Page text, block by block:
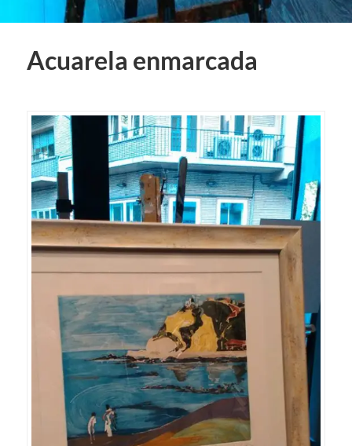
Acuarela enmarcada